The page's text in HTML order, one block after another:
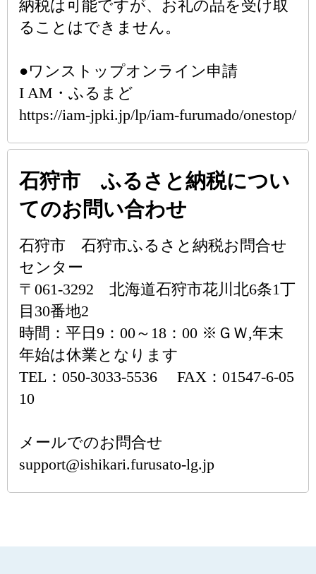
納税は可能ですが、お礼の品を受け取
ることはできません。
●ワンストップオンライン申請
I AM・ふるまど
https://iam-jpki.jp/lp/iam-furumado/onestop/
石狩市 ふるさと納税につい
てのお問い合わせ
石狩市 石狩市ふるさと納税お問合せ
センター
〒061-3292 北海道石狩市花川北6条1丁
目30番地2
時間：平日9：00～18：00 ※ＧＷ,年末
年始は休業となります
TEL：050-3033-5536 FAX：01547-6-05
10
メールでのお問合せ
support@ishikari.furusato-lg.jp